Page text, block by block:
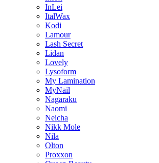
InLei
ItalWax
Kodi
Lamour
Lash Secret
Lidan
Lovely
Lysoform
My Lamination
MyNail
Nagaraku
Naomi
Neicha
Nikk Mole
Nila
Olton
Proxxon